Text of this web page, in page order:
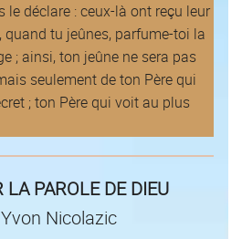
le déclare : ceux-là ont reçu leur
tu jeûnes, parfume-toi la
; ainsi, ton jeûne ne sera pas
seulement de ton Père qui
; ton Père qui voit au plus
LA PAROLE DE DIEU
Nicolazic